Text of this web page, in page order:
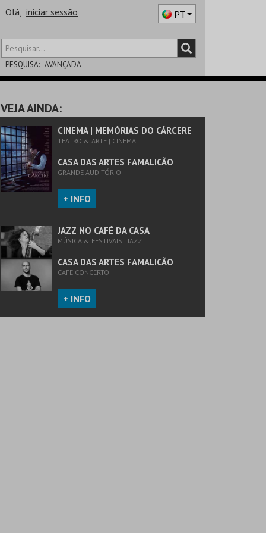
Olá, iniciar sessão PT
PESQUISA: AVANÇADA
SALA
VEJA AINDA:
CINEMA | MEMÓRIAS DO CÁRCERE
TEATRO & ARTE | CINEMA
CASA DAS ARTES FAMALICÃO
GRANDE AUDITÓRIO
+ INFO
JAZZ NO CAFÉ DA CASA
MÚSICA & FESTIVAIS | JAZZ
CASA DAS ARTES FAMALICÃO
CAFÉ CONCERTO
+ INFO